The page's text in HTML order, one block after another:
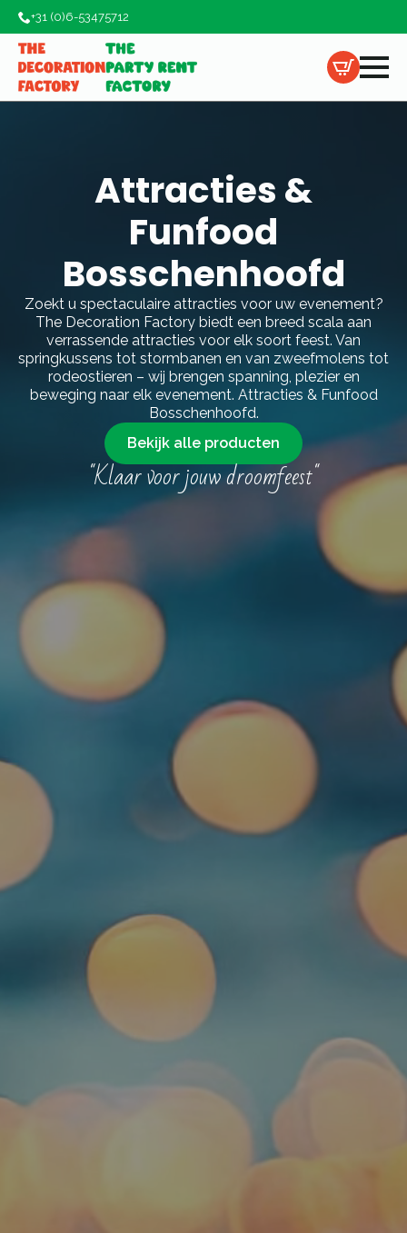
+31 (0)6-53475712
Attracties &
Funfood
Bosschenhoofd
Zoekt u spectaculaire attracties voor uw evenement?
The Decoration Factory biedt een breed scala aan
verrassende attracties voor elk soort feest. Van
springkussens tot stormbanen en van zweefmolens tot
rodeostieren – wij brengen spanning, plezier en
beweging naar elk evenement. Attracties & Funfood
Bosschenhoofd.
Bekijk alle producten
"Klaar voor jouw droomfeest"